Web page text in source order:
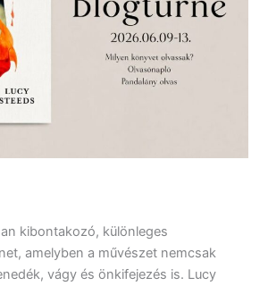
kibontakozó, különleges
amelyben a művészet nemcsak
vágy és önkifejezés is. Lucy